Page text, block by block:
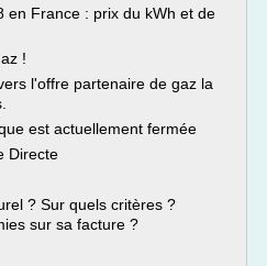
en France : prix du kWh et de
!
l'offre partenaire de gaz la
est actuellement fermée
Directe
? Sur quels critères ?
sur sa facture ?